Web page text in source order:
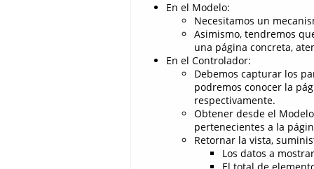
En el Modelo:
Necesitamos un
Asimismo, tendremos
una página concreta,
En el Controlador:
Debemos capturar los
podremos conocer la
respectivamente.
Obtener desde el
pertenecientes a la
Retornar la vista,
Los datos a